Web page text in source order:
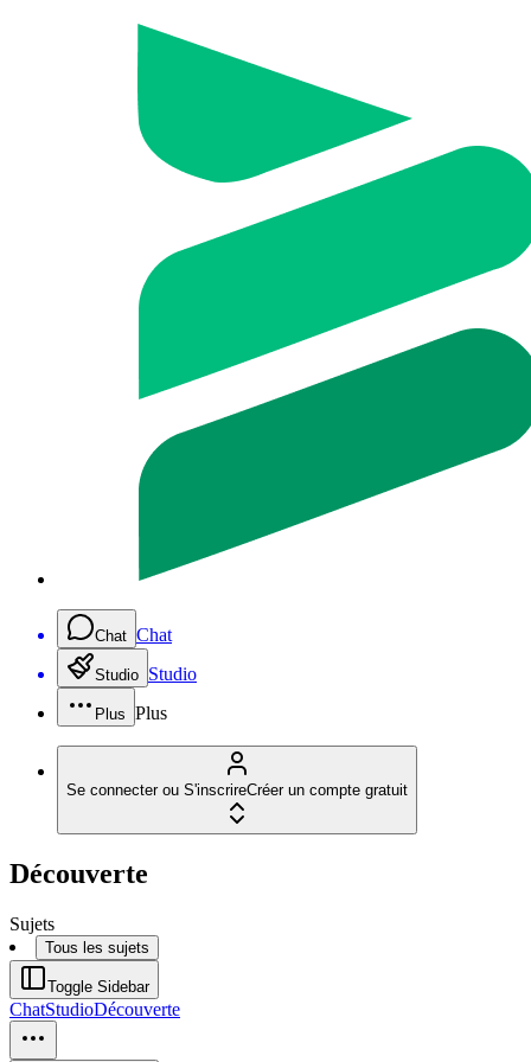
Chat Chat
Studio Studio
Plus Plus
Se connecter ou S'inscrireCréer un compte gratuit
Découverte
Sujets
Tous les sujets
Toggle Sidebar
ChatStudioDécouverte